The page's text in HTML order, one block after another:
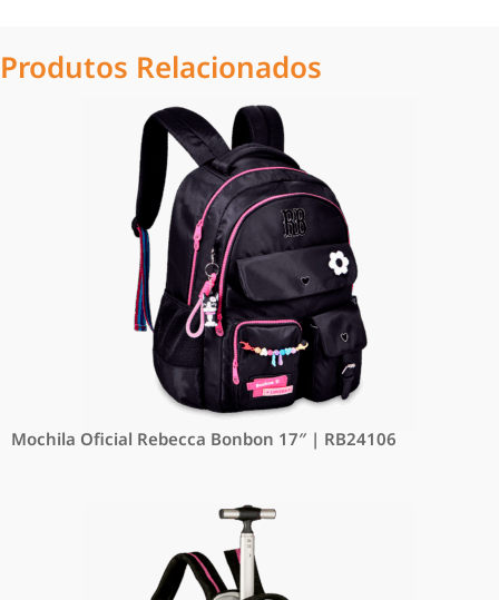
Produtos Relacionados
Mochila Oficial Rebecca Bonbon 17″ | RB24106